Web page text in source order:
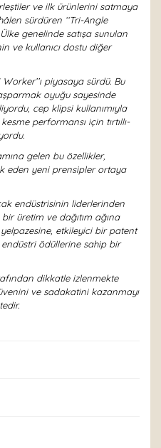
ve ilk ürünlerini satmaya
sürdüren ‘‘Tri-Angle
genelinde satışa sunulan
ve kullanıcı dostu diğer
Worker’’ı piyasaya sürdü. Bu
oyuğu sayesinde
cep klipsi kullanımıyla
performansı için tırtıllı-
gelen bu özellikler,
eden yeni prensipler ortaya
endüstrisinin liderlerinden
üretim ve dağıtım ağına
etkileyici bir patent
ödüllerine sahip bir
dikkatle izlenmekte
ve sadakatini kazanmayı